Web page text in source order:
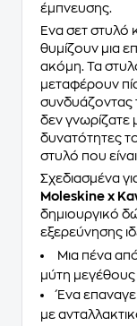
έμπνευσης.
Ένα σετ στυλό
θυμίζουν μια
ακόμη. Τα
μεταφέρουν
συνδυάζοντας
δεν γνωρίζατε
δυνατότητες
στυλό που
Σχεδιασμένα
Moleskine x
δημιουργικό
εξερεύνησης
Μια πένα
μύτη μεγέθους
Ένα
με